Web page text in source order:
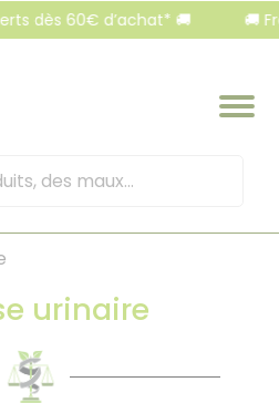
d’achat* 🚚 🚚 Frais de
urinaire
cookies